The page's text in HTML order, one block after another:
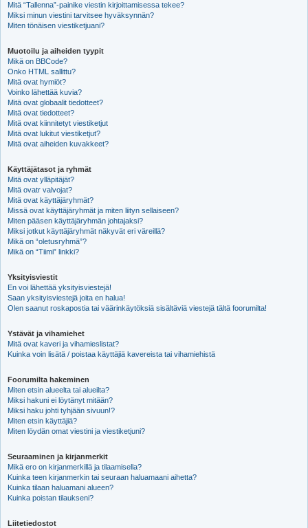
Mitä “Tallenna”-painike viestin kirjoittamisessa tekee?
Miksi minun viestini tarvitsee hyväksynnän?
Miten tönäisen viestiketjuani?
Muotoilu ja aiheiden tyypit
Mikä on BBCode?
Onko HTML sallittu?
Mitä ovat hymiöt?
Voinko lähettää kuvia?
Mitä ovat globaalit tiedotteet?
Mitä ovat tiedotteet?
Mitä ovat kiinnitetyt viestiketjut
Mitä ovat lukitut viestiketjut?
Mitä ovat aiheiden kuvakkeet?
Käyttäjätasot ja ryhmät
Mitä ovat ylläpitäjät?
Mitä ovatr valvojat?
Mitä ovat käyttäjäryhmät?
Missä ovat käyttäjäryhmät ja miten liityn sellaiseen?
Miten pääsen käyttäjäryhmän johtajaksi?
Miksi jotkut käyttäjäryhmät näkyvät eri väreillä?
Mikä on “oletusryhmä”?
Mikä on “Tiimi” linkki?
Yksityisviestit
En voi lähettää yksityisviestejä!
Saan yksityisviestejä joita en halua!
Olen saanut roskapostia tai väärinkäytöksiä sisältäviä viestejä tältä foorumilta!
Ystävät ja vihamiehet
Mitä ovat kaveri ja vihamieslistat?
Kuinka voin lisätä / poistaa käyttäjiä kavereista tai vihamiehistä
Foorumilta hakeminen
Miten etsin alueelta tai alueilta?
Miksi hakuni ei löytänyt mitään?
Miksi haku johti tyhjään sivuun!?
Miten etsin käyttäjiä?
Miten löydän omat viestini ja viestiketjuni?
Seuraaminen ja kirjanmerkit
Mikä ero on kirjanmerkillä ja tilaamisella?
Kuinka teen kirjanmerkin tai seuraan haluamaani aihetta?
Kuinka tilaan haluamani alueen?
Kuinka poistan tilaukseni?
Liitetiedostot